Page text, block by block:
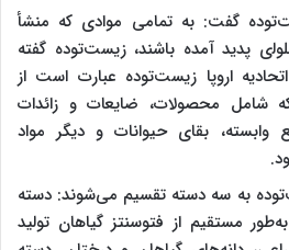
گفت: به تمامی ﻣﻮادی ﻛﻪ منشأ
ﭘﺪﻳﺪ آﻣﺪه ﺑﺎﺷﻨﺪ، زیست‌توده گفته
اروﭘﺎ زیست‌توده ﻋﺒﺎرت اﺳﺖ از
شامل ﻣﺤﺼﻮﻻت، ﺿﺎﻳﻌﺎت و زائدات
وابسته، ﺑﻘﺎی ﺣﻴﻮاﻧﺎت و دﻳﮕﺮ ﻣﻮاد
.
به سه دسته تقسیم می‌شوند: دسته
مستقیم از فتوسنتز گیاهان تولید